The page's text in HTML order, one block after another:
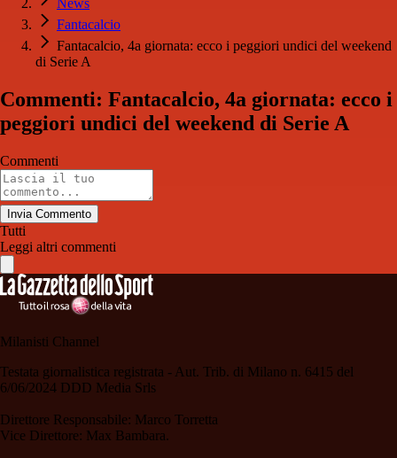
News
Fantacalcio
Fantacalcio, 4a giornata: ecco i peggiori undici del weekend
di Serie A
Commenti: Fantacalcio, 4a giornata: ecco i
peggiori undici del weekend di Serie A
Commenti
Invia Commento
Tutti
Leggi altri commenti
Milanisti Channel
Testata giornalistica registrata - Aut. Trib. di Milano n. 6415 del
6/06/2024 DDD Media Srls
Direttore Responsabile: Marco Torretta
Vice Direttore: Max Bambara.